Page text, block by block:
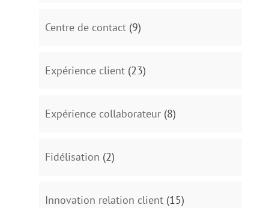
Centre de contact(9)
Expérience client(23)
Expérience collaborateur(8)
Fidélisation (2)
Innovation relation client(15)